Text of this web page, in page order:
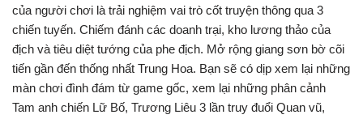
của người chơi là trải nghiệm vai trò cốt truyện thông qua 3
chiến tuyến. Chiếm đánh các doanh trại, kho lương thảo của
địch và tiêu diệt tướng của phe địch. Mở rộng giang sơn bờ cõi
tiến gần đến thống nhất Trung Hoa. Bạn sẽ có dịp xem lại những
màn chơi đình đám từ game gốc, xem lại những phân cảnh
Tam anh chiến Lữ Bố, Trương Liêu 3 lần truy đuổi Quan vũ,